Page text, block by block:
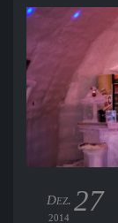
27
Dez.
2014